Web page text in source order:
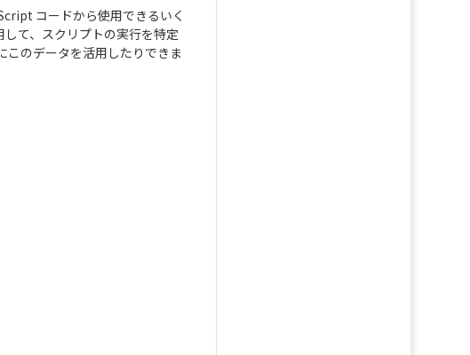
コードから使用できるいく
て、スクリプトの実行を特定
このデータを活用したりできま